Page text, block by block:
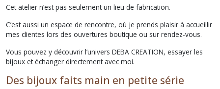
Cet atelier n’est pas seulement un lieu de fabrication.
C’est aussi un espace de rencontre, où je prends plaisir à accueillir
mes clientes lors des ouvertures boutique ou sur rendez-vous.
Vous pouvez y découvrir l’univers DEBA CREATION, essayer les
bijoux et échanger directement avec moi.
Des bijoux faits main en petite série